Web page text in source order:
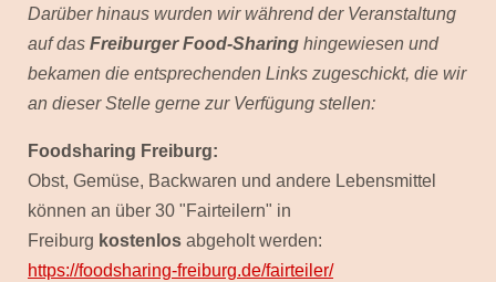
Darüber hinaus wurden wir während der Veranstaltung
auf das Freiburger Food-Sharing hingewiesen und
bekamen die entsprechenden Links zugeschickt, die wir
an dieser Stelle gerne zur Verfügung stellen:
Foodsharing Freiburg:
Obst, Gemüse, Backwaren und andere Lebensmittel
können an über 30 "Fairteilern" in
Freiburg kostenlos abgeholt werden:
https://foodsharing-freiburg.de/fairteiler/